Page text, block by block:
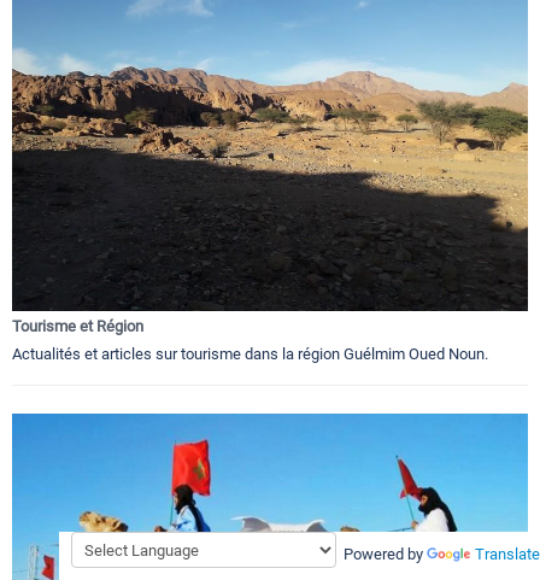
Tourisme et Région
Actualités et articles sur tourisme dans la région Guélmim Oued Noun.
Powered by Translate